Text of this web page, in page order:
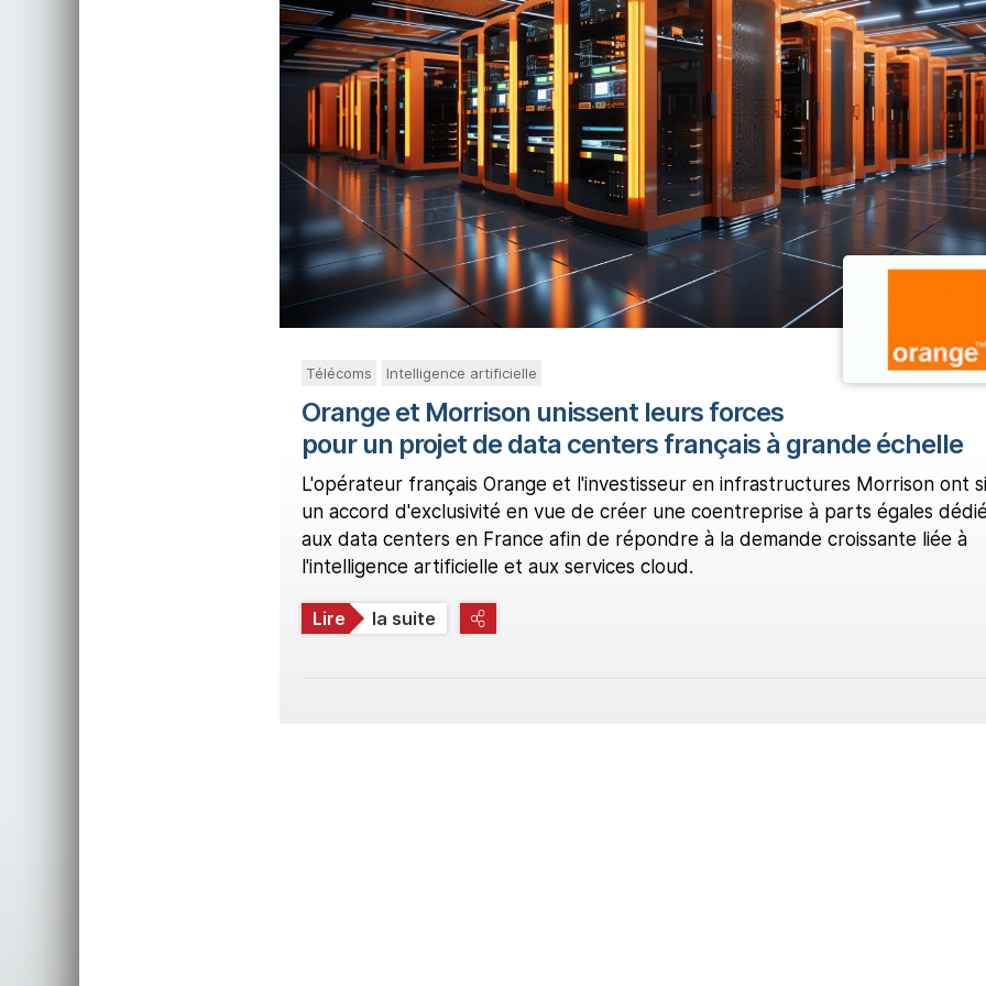
Télécoms Intelligence artificielle
Orange et Morrison unissent leurs forces
pour un projet de data centers français à grande échelle
L'opérateur français Orange et l'investisseur en infrastructures Morrison ont
un accord d'exclusivité en vue de créer une coentreprise à parts égales
aux data centers en France afin de répondre à la demande croissante liée à
l'intelligence artificielle et aux services cloud.
Lire la suite